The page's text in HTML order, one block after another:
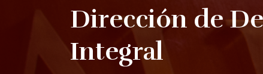
Dirección de
Integral